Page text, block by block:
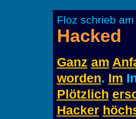
Floz schrieb
Hacked
Ganz am
worden. Im
Plötzlich
Hacker